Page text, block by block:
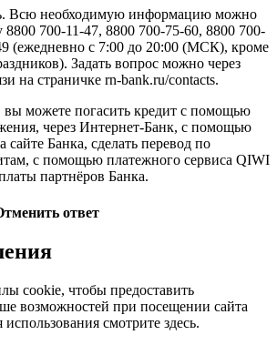
Всю необходимую информацию можно
700-11-47, 8800 700-75-60, 8800 700-
(ежедневно с 7:00 до 20:00 (МСК), кроме
Задать вопрос можно через
на страничке rn-bank.ru/contacts.
можете погасить кредит с помощью
через Интернет-Банк, с помощью
сайте Банка, сделать перевод по
с помощью платежного сервиса QIWI
партнёров Банка.
ответ
cookie, чтобы предоставить
возможностей при посещении сайта
смотрите здесь.